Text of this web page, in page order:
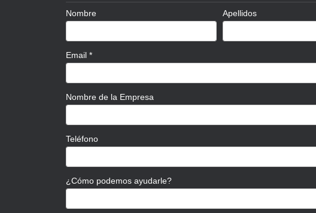
Nombre Apellidos
Email *
Nombre de la Empresa
Teléfono
¿Cómo podemos ayudarle?